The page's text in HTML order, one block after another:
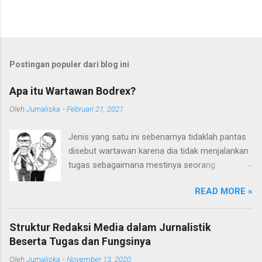
Postingan populer dari blog ini
Apa itu Wartawan Bodrex?
OlehJurnaliska -Februari 21, 2021
Jenis yang satu ini sebenarnya tidaklah pantas
disebut wartawan karena dia tidak menjalankan
tugas sebagaimana mestinya seorang
terlanjur digunakan karena mereka sering kali
mengaku sebagai wartawan. Ditambah lagi
kedekatan pergaulan mereka dengan kalangan
wartawan memperkuat sebutan wartawan pada
mereka. Siapakah Sebenarnya Mereka? Mereka
READ MORE »
Struktur Redaksi Media dalam Jurnalistik
Beserta Tugas dan Fungsinya
OlehJurnaliska -November 13, 2020